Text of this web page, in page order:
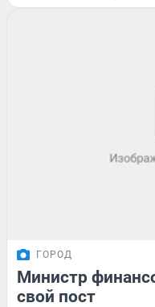
ГОРОД
Министр
свой пост